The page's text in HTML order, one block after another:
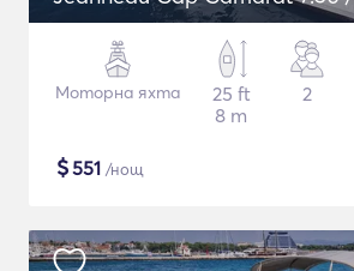
Моторна яхта
25 ft
8 m
2
$551 /нощ